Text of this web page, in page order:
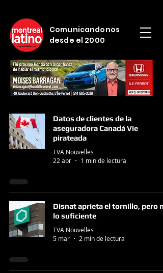
Comunicandonos
desde el 2000
Datos de clientes de la
aseguradora Canadá Vie
pirateada
TVA Nouvelles
22 abr
1 min de lectura
Disnat aprieta el tornillo, pero
lo suficiente
TVA Nouvelles
5 mar
2 min de lectura